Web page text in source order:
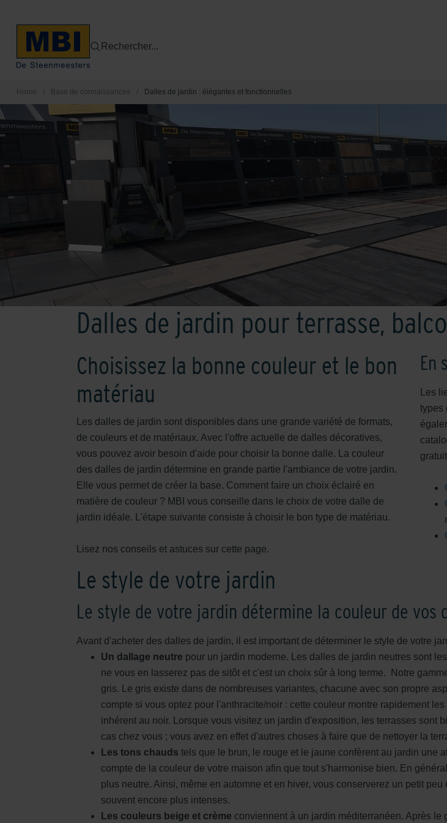
Rechercher...
Home / Base de connaissances / Dalles de jardin : élégantes et fonctionnelles
Dalles de jardin pour terrasse,
Choisissez la bonne couleur et le bon
matériau
Les dalles de jardin sont disponibles dans une grande variété de formats,
de couleurs et de matériaux. Avec l'offre actuelle de dalles décoratives,
vous pouvez avoir besoin d'aide pour choisir la bonne dalle. La couleur
des dalles de jardin détermine en grande partie l'ambiance de votre jardin.
Elle vous permet de créer la base. Comment faire un choix éclairé en
matière de couleur ? MBI vous conseille dans le choix de votre dalle de
jardin idéale. L'étape suivante consiste à choisir le bon type de matériau.
Lisez nos conseils et astuces sur cette page.
En
Les
types
Le style de votre jardin
Le style de votre jardin détermine la couleur de vos
Avant d'acheter des dalles de jardin, il est important de déterminer le style de votre
Un dallage neutre pour un jardin moderne. Les dalles de jardin neutres sont
ne vous en lasserez pas de sitôt et c'est un choix sûr à long terme. Notre
gris. Le gris existe dans de nombreuses variantes, chacune avec son propre
compte si vous optez pour l'anthracite/noir : cette couleur montre rapidement
inhérent au noir. Lorsque vous visitez un jardin d'exposition, les terrasses sont
cas chez vous ; vous avez en effet d'autres choses à faire que de nettoyer la
Les tons chauds tels que le brun, le rouge et le jaune confèrent au jardin une
compte de la couleur de votre maison afin que tout s'harmonise bien. En
plus neutre. Ainsi, même en automne et en hiver, vous conserverez un petit
souvent encore plus intenses.
Les couleurs beige et crème conviennent à un jardin méditerranéen. Après